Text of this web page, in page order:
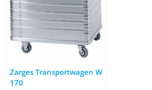
Afbeelding Zarges Transportwagen W 170
Zarges Transportwagen W
170